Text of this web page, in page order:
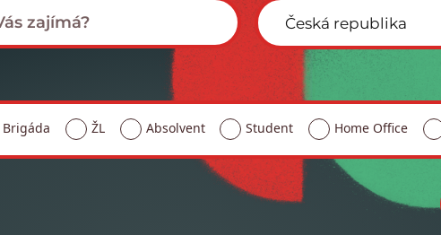
Brigáda ŽL Absolvent Student Home Office